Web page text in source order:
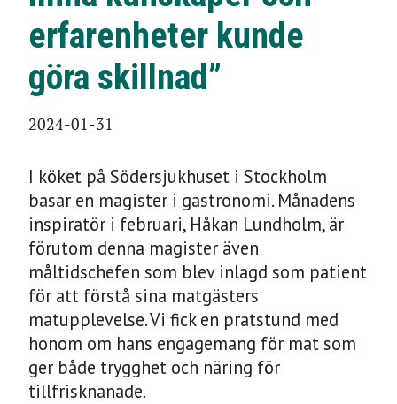
erfarenheter kunde
göra skillnad”
2024-01-31
I köket på Södersjukhuset i Stockholm
basar en magister i gastronomi. Månadens
inspiratör i februari, Håkan Lundholm, är
förutom denna magister även
måltidschefen som blev inlagd som patient
för att förstå sina matgästers
matupplevelse. Vi fick en pratstund med
honom om hans engagemang för mat som
ger både trygghet och näring för
tillfrisknanade.